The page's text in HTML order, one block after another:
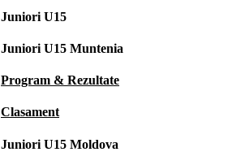
Juniori U15
Juniori U15 Muntenia
Program & Rezultate
Clasament
Juniori U15 Moldova